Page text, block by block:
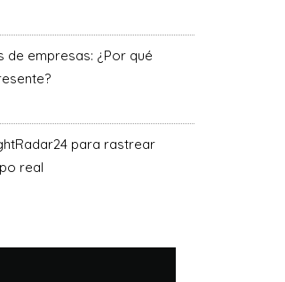
de empresas: ¿Por qué
para rastrear
real